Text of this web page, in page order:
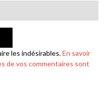
les indésirables.En savoir
de vos commentaires sont